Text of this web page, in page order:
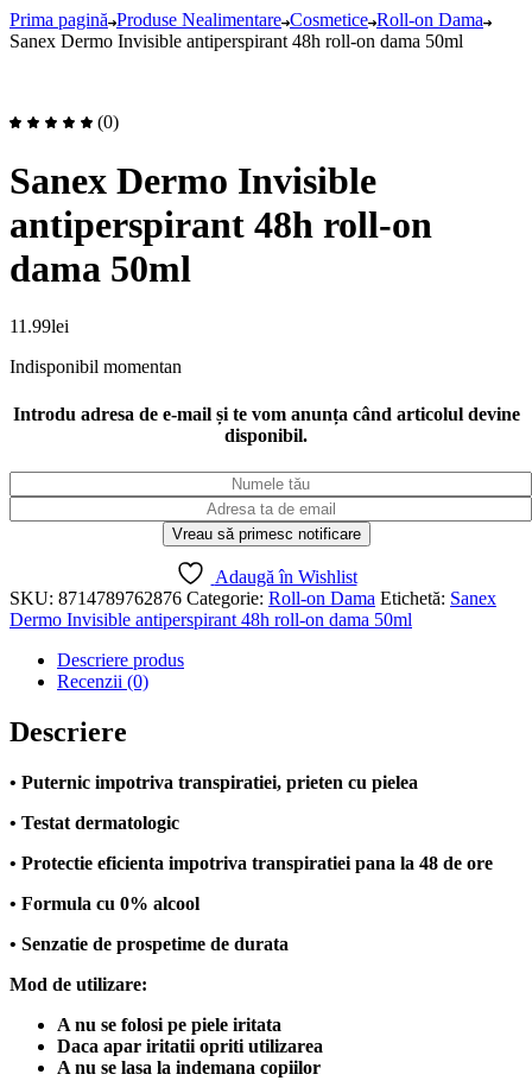
Prima pagină Produse Nealimentare Cosmetice Roll-on Dama
Sanex Dermo Invisible antiperspirant 48h roll-on dama 50ml
(0)
Sanex Dermo Invisible
antiperspirant 48h roll-on
dama 50ml
11.99lei
Indisponibil momentan
Introdu adresa de e-mail și te vom anunța când articolul devine
disponibil.
Vreau să primesc notificare
Adaugă în Wishlist
SKU: 8714789762876 Categorie: Roll-on Dama Etichetă: Sanex
Dermo Invisible antiperspirant 48h roll-on dama 50ml
Descriere produs
Recenzii (0)
Descriere
• Puternic impotriva transpiratiei, prieten cu pielea
• Testat dermatologic
• Protectie eficienta impotriva transpiratiei pana la 48 de ore
• Formula cu 0% alcool
• Senzatie de prospetime de durata
Mod de utilizare:
A nu se folosi pe piele iritata
Daca apar iritatii opriti utilizarea
A nu se lasa la indemana copiilor